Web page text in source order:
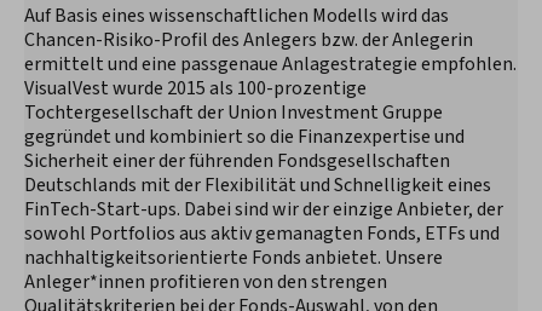
Auf Basis eines wissenschaftlichen Modells wird das
Chancen-Risiko-Profil des Anlegers bzw. der Anlegerin
ermittelt und eine passgenaue Anlagestrategie empfohlen.
VisualVest wurde 2015 als 100-prozentige
Tochtergesellschaft der Union Investment Gruppe
gegründet und kombiniert so die Finanzexpertise und
Sicherheit einer der führenden Fondsgesellschaften
Deutschlands mit der Flexibilität und Schnelligkeit eines
FinTech-Start-ups. Dabei sind wir der einzige Anbieter, der
sowohl Portfolios aus aktiv gemanagten Fonds, ETFs und
nachhaltigkeitsorientierte Fonds anbietet. Unsere
Anleger*innen profitieren von den strengen
Qualitätskriterien bei der Fonds-Auswahl, von den